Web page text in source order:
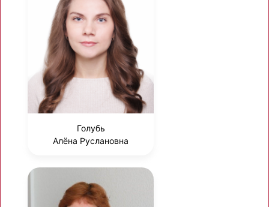
Голубь
Алёна Руслановна